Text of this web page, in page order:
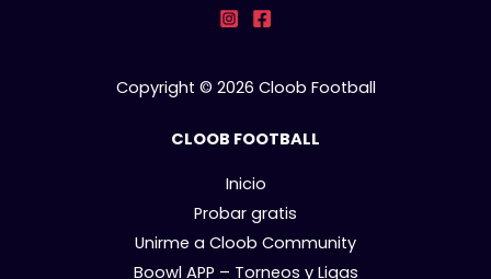
Copyright © 2026 Cloob Football
CLOOB FOOTBALL
Inicio
Probar gratis
Unirme a Cloob Community
Boowl APP – Torneos y Ligas